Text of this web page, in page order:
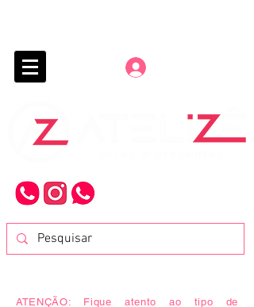
ATENÇÃO: Fique atento ao tipo de